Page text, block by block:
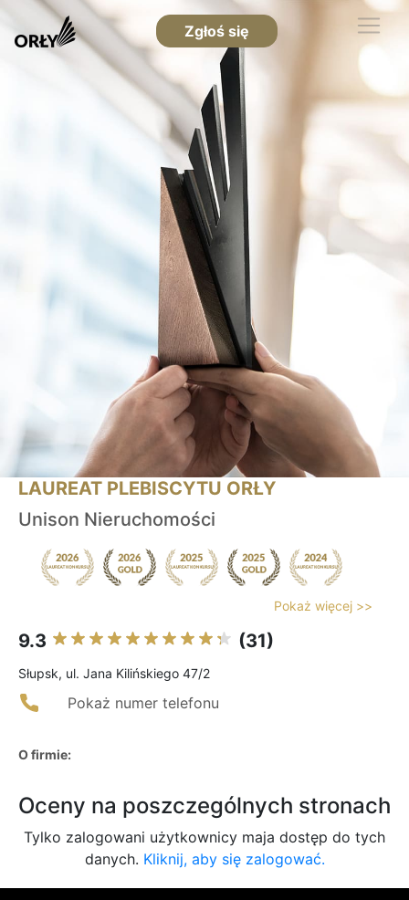
Zgłoś się
LAUREAT PLEBISCYTU ORŁY
Unison Nieruchomości
Pokaż więcej >>
9.3 (31)
Słupsk, ul. Jana Kilińskiego 47/2
Pokaż numer telefonu
O firmie:
Oceny na poszczególnych stronach
Tylko zalogowani użytkownicy maja dostęp do tych
danych. Kliknij, aby się zalogować.